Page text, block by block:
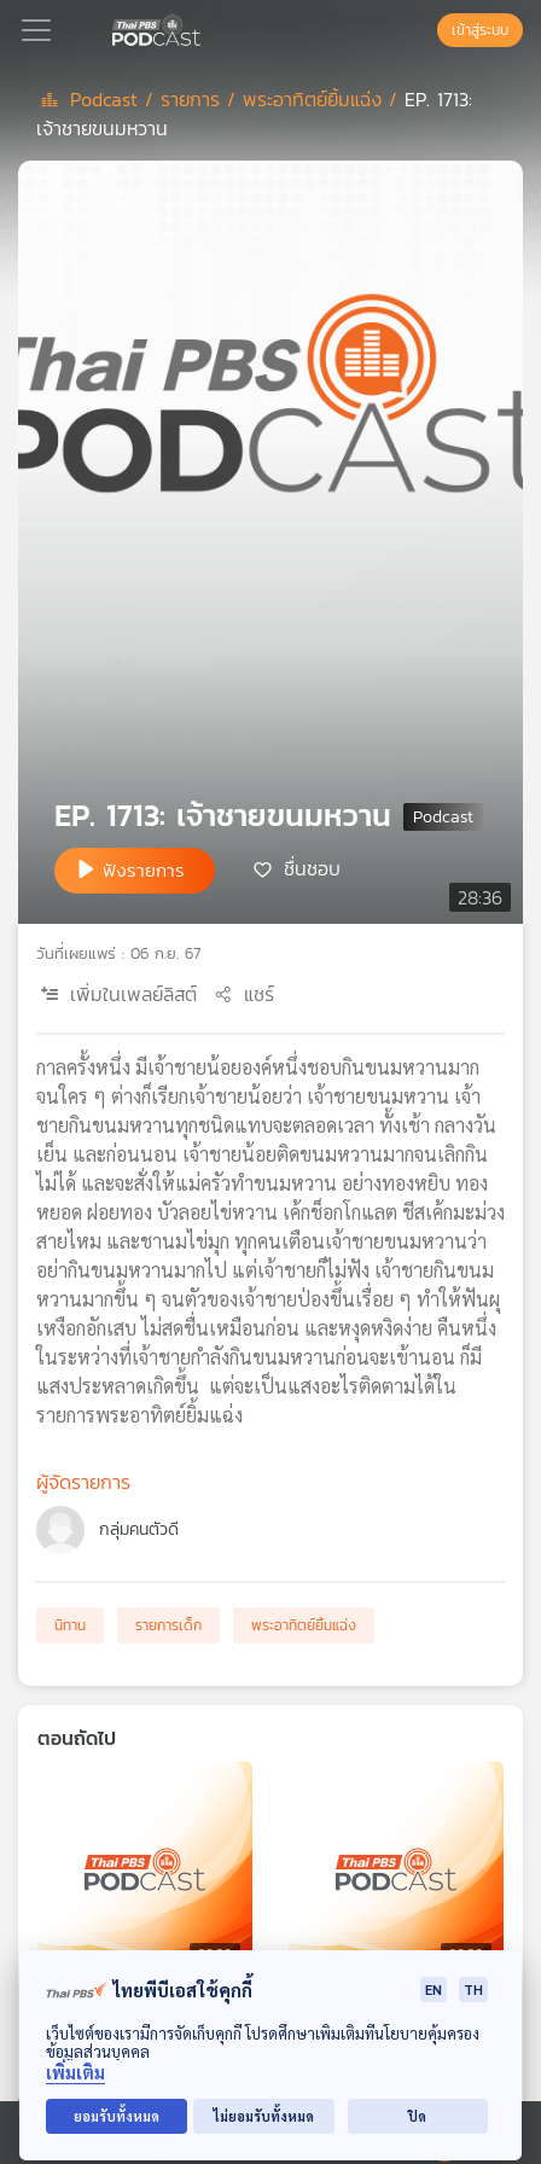
Podcast
เพล
ย์
ลิ
กิจกรรม
เกี่ยว
กับ
เครือ
ข่าย
วิทยุ
ไทย
เอส
แผนที่
วิทยุ
เครือ
ดาวน์โหลด Thai PBS Podcast Application
Ⓒ 2020 องค์การกระจายเสียงและแพร่ภาพสาธารณะแห่งประเทศไทย
เข้าสู่ระบบ
Podcast / รายการ /พระอาทิตย์ยิ้มแฉ่ง / EP. 1713:
เจ้าชายขนมหวาน
28:36
EP. 1713: เจ้าชายขนมหวาน
ฟังรายการ ชื่นชอบ
วันที่เผยแพร่ : 06 ก.ย. 67
เพิ่มในเพลย์ลิสต์ แชร์
กาลครั้งหนึ่ง มีเจ้าชายน้อยองค์หนึ่งชอบกินขนมหวานมาก
จนใคร ๆ ต่างก็เรียกเจ้าชายน้อยว่า เจ้าชายขนมหวาน เจ้า
ชายกินขนมหวานทุกชนิดแทบจะตลอดเวลา ทั้งเช้า กลางวัน
เย็น และก่อนนอน เจ้าชายน้อยติดขนมหวานมากจนเลิกกิน
ไม่ได้ และจะสั่งให้แม่ครัวทำขนมหวาน อย่างทองหยิบ ทอง
หยอด ฝอยทอง บัวลอยไข่หวาน เค้กช็อกโกแลต ชีสเค้กมะม่วง
สายไหม และชานมไข่มุก ทุกคนเตือนเจ้าชายขนมหวานว่า
อย่ากินขนมหวานมากไป แต่เจ้าชายก็ไม่ฟัง เจ้าชายกินขนม
หวานมากขึ้น ๆ จนตัวของเจ้าชายป่องขึ้นเรื่อย ๆ ทำให้ฟันผุ
เหงือกอักเสบ ไม่สดชื่นเหมือนก่อน และหงุดหงิดง่าย คืนหนึ่ง
ในระหว่างที่เจ้าชายกำลังกินขนมหวานก่อนจะเข้านอน ก็มี
แสงประหลาดเกิดขึ้น แต่จะเป็นแสงอะไรติดตามได้ใน
รายการพระอาทิตย์ยิ้มแฉ่ง
ผู้จัดรายการ
กลุ่มคนตัวดี
นิทาน รายการเด็ก พระอาทิตย์ยิ้มแฉ่ง
ตอนถัดไป
28:36
EP. 1714: เหมียวเหมียวจะไม่
โกหกแล้วครับ
พระอาทิตย์ยิ้มแฉ่ง
28:36
EP. 1715: ไม้กวาดไม่วิเศษ
ของแม่มดจิ๋วมินนี่
ไทยพีบีเอสใช้คุกกี้ EN TH
เว็บไซต์ของเรามีการจัดเก็บคุกกี้ โปรดศึกษาเพิ่มเติมที่นโยบายคุ้มครอง
ข้อมูลส่วนบุคคล
เพิ่มเติม
ยอมรับทั้งหมด ไม่ยอมรับทั้งหมด ปิด